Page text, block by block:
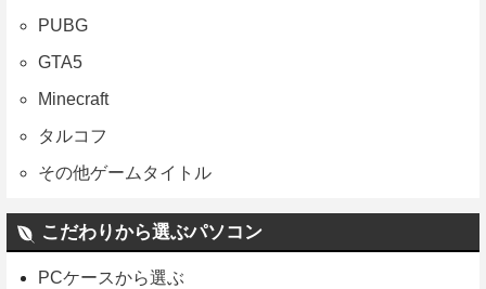
PUBG
GTA5
Minecraft
タルコフ
その他ゲームタイトル
こだわりから選ぶパソコン
PCケースから選ぶ